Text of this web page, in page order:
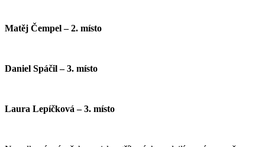
Matěj Čempel – 2. místo
Daniel Spáčil – 3. místo
Laura Lepíčková – 3. místo